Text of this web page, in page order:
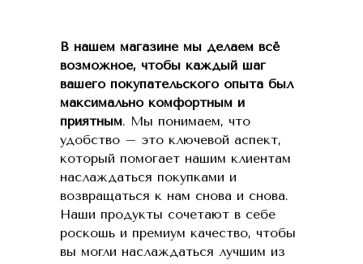
В нашем магазине мы делаем всё
возможное, чтобы каждый шаг
вашего покупательского опыта был
максимально комфортным и
приятным. Мы понимаем, что
удобство – это ключевой аспект,
который помогает нашим клиентам
наслаждаться покупками и
возвращаться к нам снова и снова.
Наши продукты сочетают в себе
роскошь и премиум качество, чтобы
вы могли наслаждаться лучшим из